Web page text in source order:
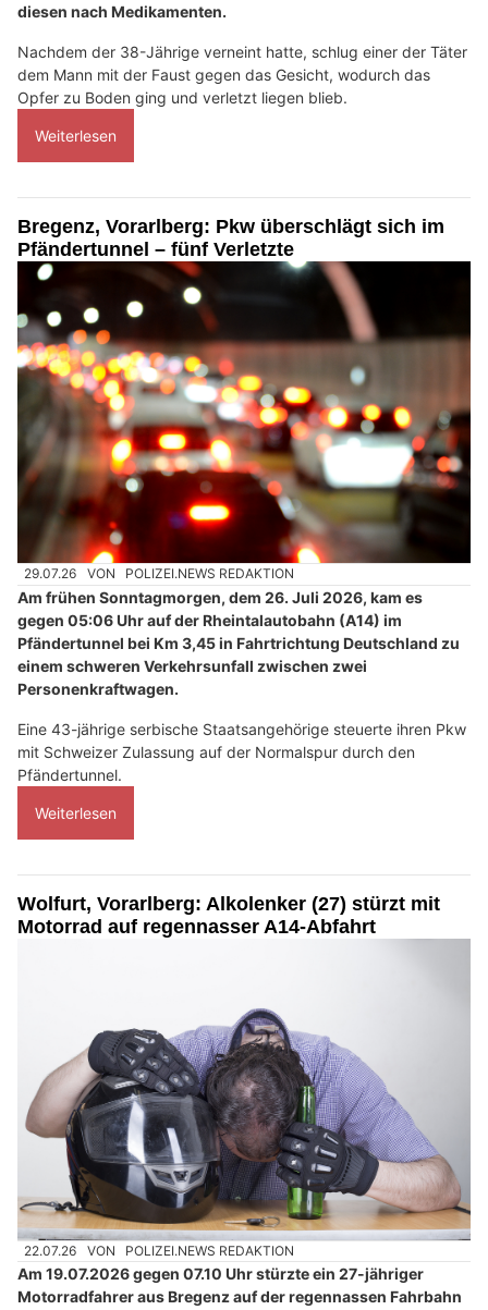
diesen nach Medikamenten.
Nachdem der 38-Jährige verneint hatte, schlug einer der Täter
dem Mann mit der Faust gegen das Gesicht, wodurch das
Opfer zu Boden ging und verletzt liegen blieb.
Weiterlesen
Bregenz, Vorarlberg: Pkw überschlägt sich im
Pfändertunnel – fünf Verletzte
29.07.26 VON POLIZEI.NEWS REDAKTION
Am frühen Sonntagmorgen, dem 26. Juli 2026, kam es
gegen 05:06 Uhr auf der Rheintalautobahn (A14) im
Pfändertunnel bei Km 3,45 in Fahrtrichtung Deutschland zu
einem schweren Verkehrsunfall zwischen zwei
Personenkraftwagen.
Eine 43-jährige serbische Staatsangehörige steuerte ihren Pkw
mit Schweizer Zulassung auf der Normalspur durch den
Pfändertunnel.
Weiterlesen
Wolfurt, Vorarlberg: Alkolenker (27) stürzt mit
Motorrad auf regennasser A14-Abfahrt
22.07.26 VON POLIZEI.NEWS REDAKTION
Am 19.07.2026 gegen 07.10 Uhr stürzte ein 27-jähriger
Motorradfahrer aus Bregenz auf der regennassen Fahrbahn